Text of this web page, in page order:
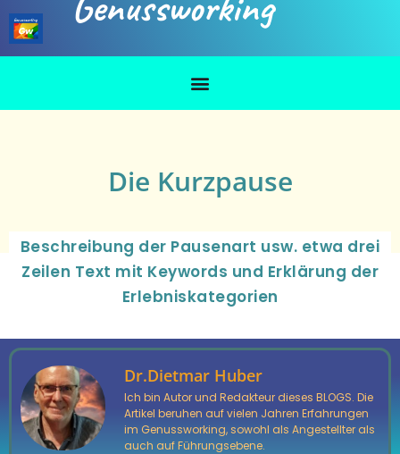
Die Kurzpause
Beschreibung der Pausenart usw. etwa drei
Zeilen Text mit Keywords und Erklärung der
Erlebniskategorien
Dr.Dietmar Huber
Ich bin Autor und Redakteur dieses BLOGS. Die
Artikel beruhen auf vielen Jahren Erfahrungen
im Genussworking, sowohl als Angestellter als
auch auf Führungsebene.